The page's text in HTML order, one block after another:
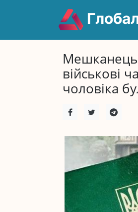
Мешканець
військові
чоловіка